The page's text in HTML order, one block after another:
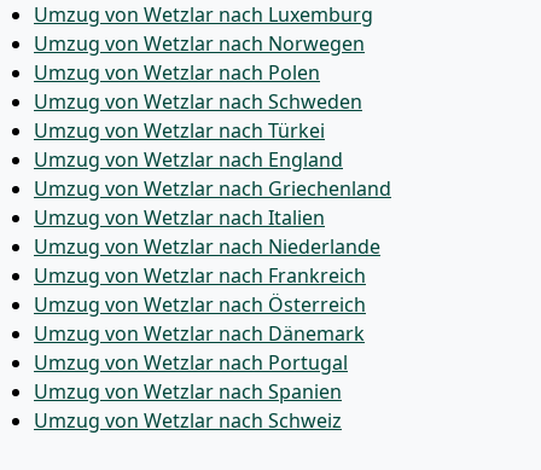
Umzug von Wetzlar nach Luxemburg
Umzug von Wetzlar nach Norwegen
Umzug von Wetzlar nach Polen
Umzug von Wetzlar nach Schweden
Umzug von Wetzlar nach Türkei
Umzug von Wetzlar nach England
Umzug von Wetzlar nach Griechenland
Umzug von Wetzlar nach Italien
Umzug von Wetzlar nach Niederlande
Umzug von Wetzlar nach Frankreich
Umzug von Wetzlar nach Österreich
Umzug von Wetzlar nach Dänemark
Umzug von Wetzlar nach Portugal
Umzug von Wetzlar nach Spanien
Umzug von Wetzlar nach Schweiz